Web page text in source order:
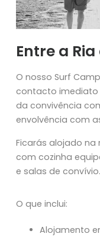
Entre a
O nosso Surf
contacto imediato
da convivência
envolvência com
Ficarás alojado na
com cozinha
e salas de convívio.
O que inclui:
Alojamento